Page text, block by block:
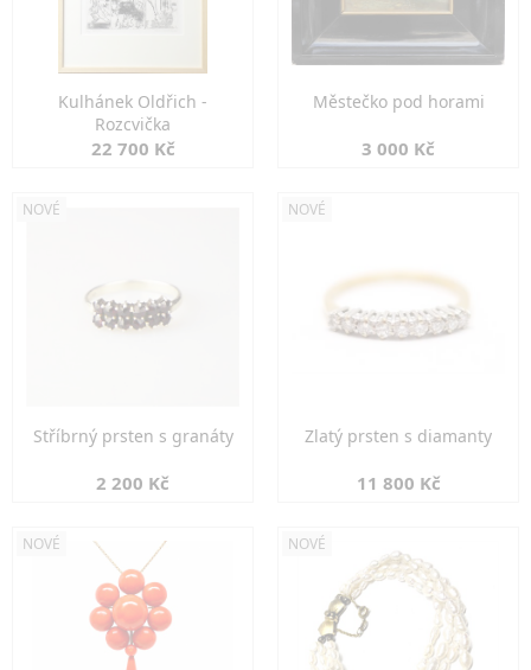
Kulhánek Oldřich -
Rozcvička
22 700 Kč
Městečko pod horami
3 000 Kč
NOVÉ
Stříbrný prsten s granáty
2 200 Kč
NOVÉ
Zlatý prsten s diamanty
11 800 Kč
NOVÉ NOVÉ